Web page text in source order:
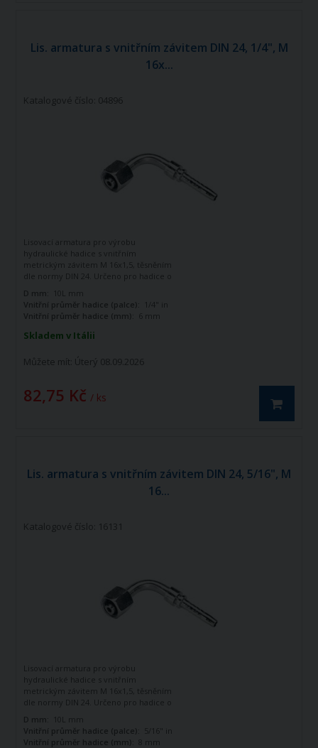
Lis. armatura s vnitřním závitem DIN 24, 1/4", M
16x...
Katalogové číslo: 04896
Skladem v Itálii
Můžete mít: Úterý 08.09.2026
82,75 Kč / ks
Lisovací armatura pro výrobu
hydraulické hadice s vnitřním
metrickým závitem M 16x1,5, těsněním
dle normy DIN 24. Určeno pro hadice o
stupňů.
D mm:
10L mm
Vnitřní průměr hadice (palce):
1/4" in
Vnitřní průměr hadice (mm): 6 mm
Lis. armatura s vnitřním závitem DIN 24, 5/16", M
16...
Katalogové číslo: 16131
Lisovací armatura pro výrobu
hydraulické hadice s vnitřním
metrickým závitem M 16x1,5, těsněním
dle normy DIN 24. Určeno pro hadice o
stupňů.
D mm:
10L mm
Vnitřní průměr hadice (palce):
5/16" in
Vnitřní průměr hadice (mm):
8 mm